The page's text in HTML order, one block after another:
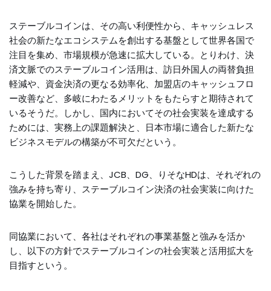
ステーブルコインは、その高い利便性から、キャッシュレス
社会の新たなエコシステムを創出する基盤として世界各国で
注目を集め、市場規模が急速に拡大している。とりわけ、決
済文脈でのステーブルコイン活用は、訪日外国人の両替負担
軽減や、資金決済の更なる効率化、加盟店のキャッシュフロ
ー改善など、多岐にわたるメリットをもたらすと期待されて
いるそうだ。しかし、国内においてその社会実装を達成する
ためには、実務上の課題解決と、日本市場に適合した新たな
ビジネスモデルの構築が不可欠だという。
こうした背景を踏まえ、JCB、DG、りそなHDは、それぞれの
強みを持ち寄り、ステーブルコイン決済の社会実装に向けた
協業を開始した。
同協業において、各社はそれぞれの事業基盤と強みを活か
し、以下の方針でステーブルコインの社会実装と活用拡大を
目指すという。